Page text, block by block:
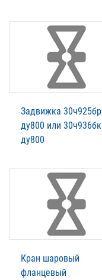
Задвижка 30ч925бр
ду800 или 30ч936бк
ду800
Кран шаровый
фланцевый